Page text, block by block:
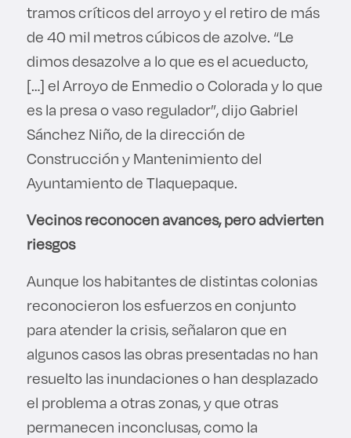
tramos críticos del arroyo y el retiro de más
de 40 mil metros cúbicos de azolve. “Le
dimos desazolve a lo que es el acueducto,
[…] el Arroyo de Enmedio o Colorada y lo que
es la presa o vaso regulador”, dijo Gabriel
Sánchez Niño, de la dirección de
Construcción y Mantenimiento del
Ayuntamiento de Tlaquepaque.
Vecinos reconocen avances, pero advierten
riesgos
Aunque los habitantes de distintas colonias
reconocieron los esfuerzos en conjunto
para atender la crisis, señalaron que en
algunos casos las obras presentadas no han
resuelto las inundaciones o han desplazado
el problema a otras zonas, y que otras
permanecen inconclusas, como la